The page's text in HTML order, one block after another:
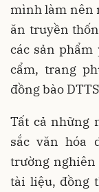
mình làm nên
ăn truyền
các sản
cẩm, trang
đồng bào
Tất cả những
sắc văn hóa
trường
tài liệu, đồng